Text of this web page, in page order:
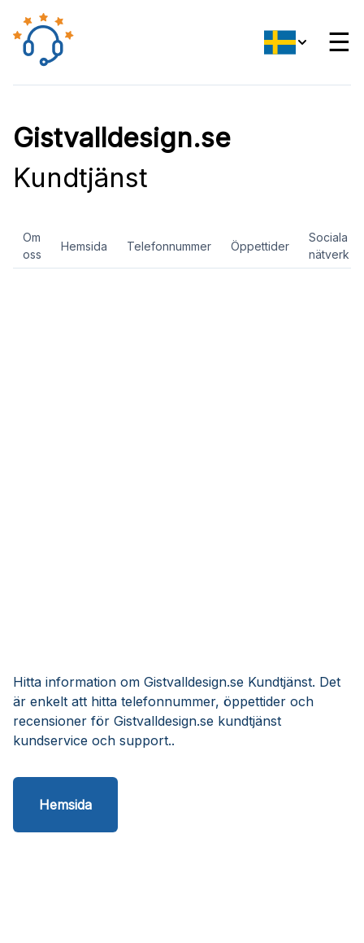
☰
Gistvalldesign.se
Kundtjänst
Om
oss
Hemsida Telefonnummer Öppettider
Sociala
nätverk
Hitta information om Gistvalldesign.se Kundtjänst. Det
är enkelt att hitta telefonnummer, öppettider och
recensioner för Gistvalldesign.se kundtjänst
kundservice och support..
Hemsida